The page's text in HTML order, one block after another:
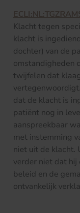
Klacht tegen
klacht is
dochter) van de
omstandigheden
twijfelen dat
dat de klacht is
patiënt nog in
aanspreekbaar
met instemming
niet uit de klacht.
verder niet dat hij
beleid en de
ontvankelijk